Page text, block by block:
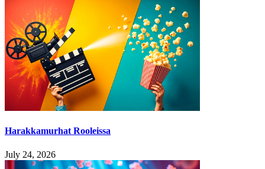
Harakkamurhat Rooleissa
July 24, 2026